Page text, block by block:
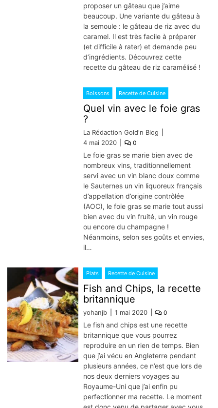
proposer un gâteau que j’aime
beaucoup. Une variante du gâteau à
la semoule : le gâteau de riz avec du
caramel. Il est très facile à préparer
(et difficile à rater) et demande peu
d’ingrédients. Découvrez cette
recette du gâteau de riz caramélisé !
Boissons Recette de Cuisine
Quel vin avec le foie gras
?
La Rédaction Gold'n Blog
4 mai 2020
0
Le foie gras se marie bien avec de
nombreux vins, traditionnellement
servi avec un vin blanc doux comme
le Sauternes un vin liquoreux français
d’appellation d’origine contrôlée
(AOC), le foie gras se marie tout aussi
bien avec du vin fruité, un vin rouge
ou encore du champagne !
Néanmoins, selon ses goûts et envies,
il…
Plats Recette de Cuisine
Fish and Chips, la recette
britannique
yohanjb 1 mai 2020 0
Le fish and chips est une recette
britannique que vous pourrez
reproduire en un rien de temps. Bien
que j’ai vécu en Angleterre pendant
plusieurs années, ce n’est que lors de
nos deux derniers voyages au
Royaume-Uni que j’ai enfin pu
perfectionner ma recette. Le moment